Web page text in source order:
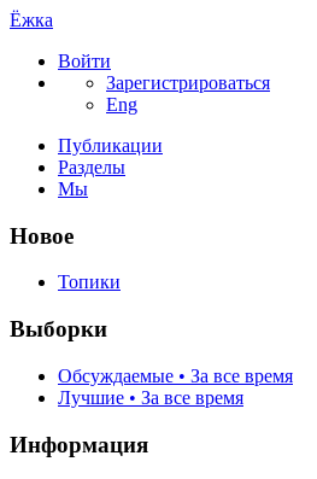
Ёжка
Войти
Зарегистрироваться
Eng
Публикации
Разделы
Мы
Новое
Топики
Выборки
Обсуждаемые • За все время
Лучшие • За все время
Информация